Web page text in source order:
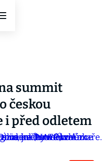
summit
českou
i před odletem